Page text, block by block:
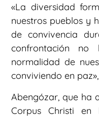
«La diversidad
nuestros pueblos y
de convivencia
confrontación
normalidad de
conviviendo en
Abengózar, que ha
Corpus Christi en